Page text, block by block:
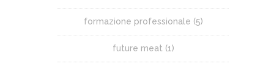
formazione professionale (5)
future meat (1)